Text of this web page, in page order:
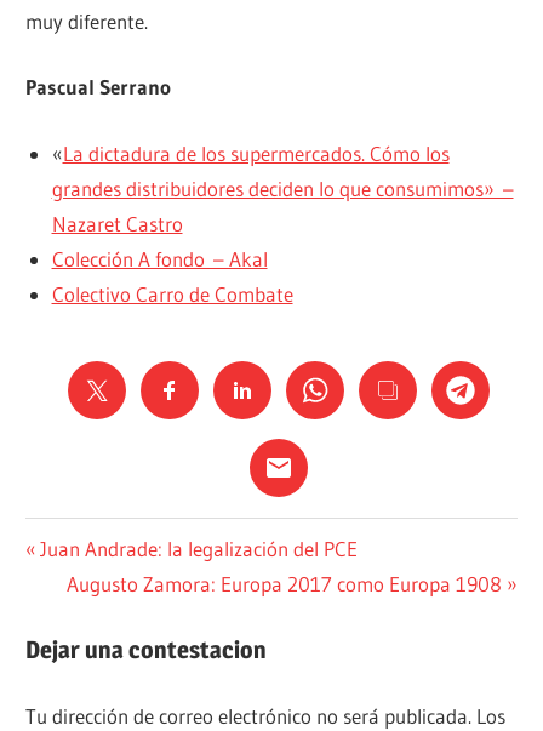
muy diferente.
Pascual Serrano
«La dictadura de los supermercados. Cómo los
grandes distribuidores deciden lo que consumimos» –
Nazaret Castro
Colección A fondo – Akal
Colectivo Carro de Combate
ECONOMÍA
PERIODISMO
Navegación
entradas
Entrada
anterior:
Juan Andrade: la legalización del PCE
Siguiente
Augusto Zamora: Europa 2017 como Europa 1908
Dejar una contestacion
Tu dirección de correo electrónico no será publicada. Los